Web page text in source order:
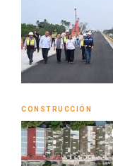
CONSTRUCCIÓN